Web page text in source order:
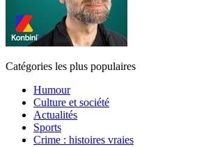
Catégories les plus populaires
Humour
Culture et société
Actualités
Sports
Crime : histoires vraies